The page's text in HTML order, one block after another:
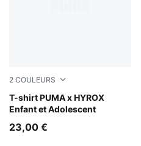
2 COULEURS
T-shirt PUMA x HYROX
Enfant et Adolescent
Puma Black
23,00 €